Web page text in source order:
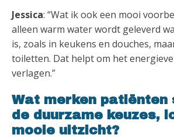
Jessica: “Wat ik ook een mooi
alleen warm water wordt geleverd
is, zoals in keukens en douches,
toiletten. Dat helpt om het
verlagen.”
Wat merken patiënten
de duurzame keuzes,
mooie uitzicht?